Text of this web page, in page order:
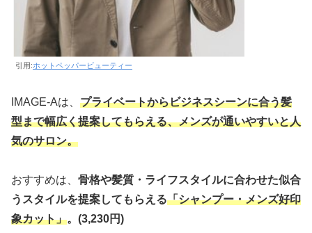
引用:ホットペッパービューティー
IMAGE-Aは、 プライベートからビジネスシーンに合う髪
型まで幅広く提案してもらえる、メンズが通いやすいと人
気のサロン。
おすすめは、 骨格や髪質・ライフスタイルに合わせた似合
うスタイルを提案してもらえる「シャンプー・メンズ好印
象カット」。 (3,230円)